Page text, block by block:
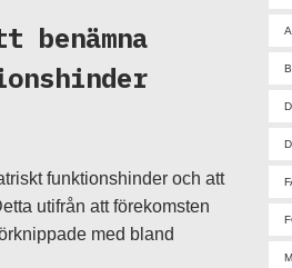
funktionshinder och att
utifrån att förekomsten
med bland